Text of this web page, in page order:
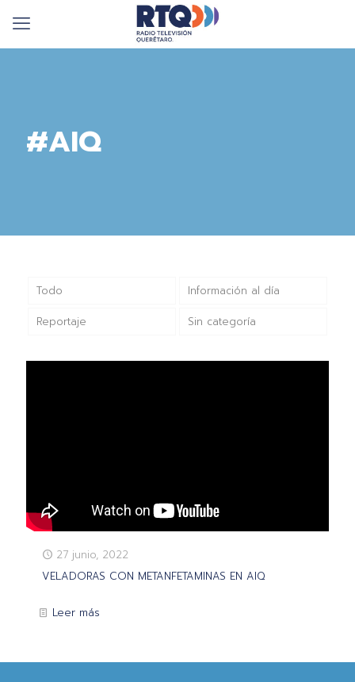
#AIQ
Todo Información al día
Reportaje Sin categoría
27 junio, 2022
VELADORAS CON METANFETAMINAS EN AIQ
Leer más